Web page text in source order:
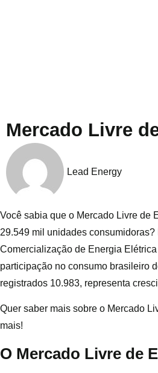
Mercado Livre
Lead Energy
Você sabia que o Mercado Livre de
29.549 mil unidades
Comercialização de Energia
participação no consumo brasileiro
registrados 10.983, representa
Quer saber mais sobre o Mercado
mais!
O Mercado Livre de